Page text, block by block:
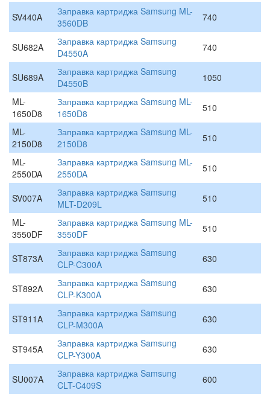
SV440A
Заправка картриджа Samsung ML-
3560DB
740
SU682A
Заправка картриджа Samsung
D4550A
740
SU689A
Заправка картриджа Samsung
D4550B
1050
ML-
1650D8
Заправка картриджа Samsung ML-
1650D8
510
ML-
2150D8
Заправка картриджа Samsung ML-
2150D8
510
ML-
2550DA
Заправка картриджа Samsung ML-
2550DA
510
SV007A
Заправка картриджа Samsung
MLT-D209L
510
ML-
3550DF
Заправка картриджа Samsung ML-
3550DF
510
ST873A
Заправка картриджа Samsung
CLP-C300A
630
ST892A
Заправка картриджа Samsung
CLP-K300A
630
ST911A
Заправка картриджа Samsung
CLP-M300A
630
ST945A
Заправка картриджа Samsung
CLP-Y300A
630
SU007A
Заправка картриджа Samsung
CLT-C409S
600